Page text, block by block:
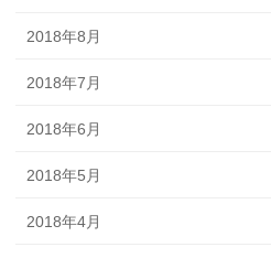
2018年8月
2018年7月
2018年6月
2018年5月
2018年4月